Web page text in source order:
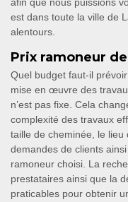
afin que nous puissions
est dans toute la ville de
alentours.
Prix ramoneur
Quel budget faut-il
mise en œuvre des
n’est pas fixe. Cela
complexité des travaux
taille de cheminée, le lieu
demandes de clients
ramoneur choisi. La
prestataires ainsi que la
praticables pour obtenir